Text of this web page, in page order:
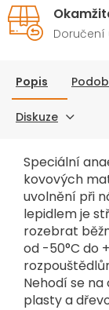
Doručení
Popis
Diskuze
Speciální
kovových
uvolnění při
lepidlem je
rozebrat
od -50°C do
Nehodí se
plasty a